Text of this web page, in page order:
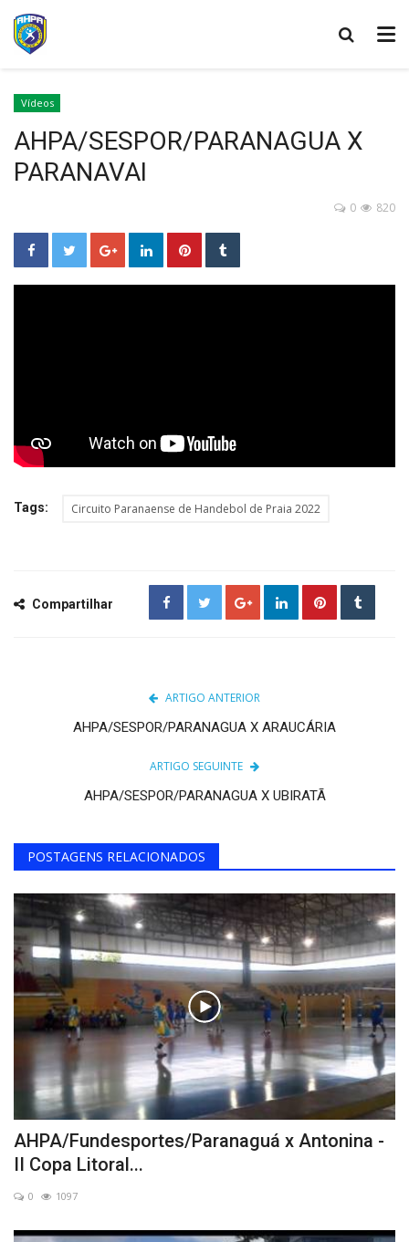
Vídeos
AHPA/SESPOR/PARANAGUA X
PARANAVAI
820
0
Tags: Circuito Paranaense de Handebol de Praia 2022
Compartilhar
ARTIGO ANTERIOR
AHPA/SESPOR/PARANAGUA X ARAUCÁRIA
ARTIGO SEGUINTE
AHPA/SESPOR/PARANAGUA X UBIRATÃ
POSTAGENS RELACIONADOS
AHPA/Fundesportes/Paranaguá x Antonina -
II Copa Litoral...
0 1097